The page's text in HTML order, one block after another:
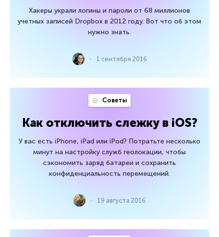
Хакеры украли логины и пароли от 68 миллионов
учетных записей Dropbox в 2012 году. Вот что об этом
нужно знать.
1 сентября 2016
Советы
Как отключить слежку в iOS?
У вас есть iPhone, iPad или iPod? Потратьте несколько
минут на настройку служб геолокации, чтобы
сэкономить заряд батареи и сохранить
конфиденциальность перемещений.
19 августа 2016